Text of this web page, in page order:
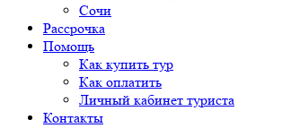
Сочи
Рассрочка
Помощь
Как купить тур
Как оплатить
Личный кабинет туриста
Контакты